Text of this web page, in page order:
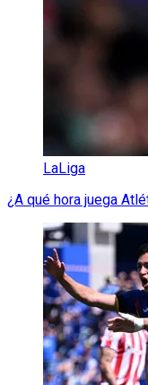
LaLiga
¿A qué hora juega